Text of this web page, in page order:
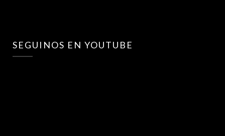
SEGUINOS EN YOUTUBE